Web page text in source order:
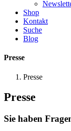
Shop
Kontakt
Suche
Blog
Presse
Presse
Presse
Sie haben